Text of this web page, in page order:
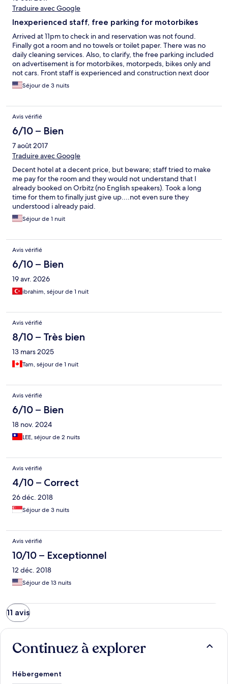
Traduire avec Google
Inexperienced staff, free parking for motorbikes
Arrived at 11pm to check in and reservation was not found.
Finally got a room and no towels or toilet paper. There was no
daily cleaning services. Also, to clarify, the free parking included
on advertisement is for motorbikes, motorpeds, bikes only and
not cars. Front staff is experienced and construction next door
made it hard to rest. Everything echos in the hotel. Got bitten
by mosquitoes and other bugs in the room while sleeping, so
cleaned. Staff only speaks Vietnamese. Caution, hotel also rents
out rooms by the hour.
Séjour de 3 nuits
Avis vérifié
6/10 – Bien
7 août 2017
Traduire avec Google
Decent hotel at a decent price, but beware; staff tried to make
me pay for the room and they would not understand that I
already booked on Orbitz (no English speakers). Took a long
time for them to finally just give up....not even sure they
understood i already paid.
Séjour de 1 nuit
Avis vérifié
6/10 – Bien
19 avr. 2026
ibrahim, séjour de 1 nuit
Avis vérifié
8/10 – Très bien
13 mars 2025
Tam, séjour de 1 nuit
Avis vérifié
6/10 – Bien
18 nov. 2024
LEE, séjour de 2 nuits
Avis vérifié
4/10 – Correct
26 déc. 2018
Séjour de 3 nuits
Avis vérifié
10/10 – Exceptionnel
12 déc. 2018
Séjour de 13 nuits
11 avis
Continuez à explorer
Hébergement